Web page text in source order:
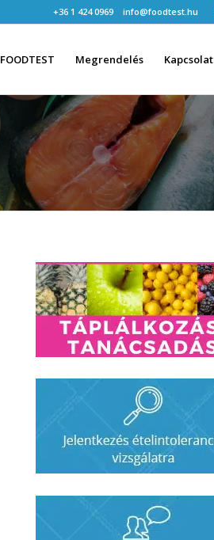
+36 1 424 0969 info@foodtest.hu
FOODTEST Megrendelés Kapcsolat